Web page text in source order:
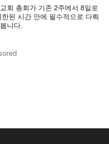
회 총회가 기존 2주에서 8일로
된 시간 안에 필수적으로 다뤄
니다.